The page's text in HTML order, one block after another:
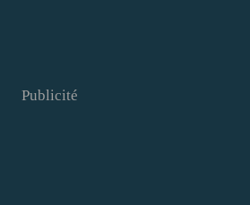
Publicité